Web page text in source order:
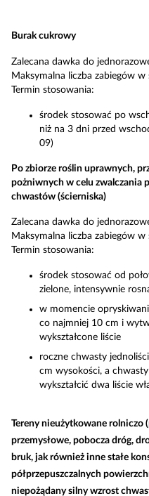
Burak cukrowy
Zalecana dawka do
Maksymalna liczba zabiegów
Termin stosowania:
środek stosować po
niż na 3 dni przed
09)
Po zbiorze roślin uprawnych,
pożniwnych w celu zwalczania
chwastów (ścierniska)
Zalecana dawka do
Maksymalna liczba zabiegów
Termin stosowania:
środek stosować od
zielone, intensywnie
w momencie
co najmniej 10 cm i
wykształcone liście
roczne chwasty
cm wysokości, a
wykształcić dwa liście
Tereny nieużytkowane rolniczo
przemysłowe, pobocza dróg,
bruk, jak również inne stałe
półprzepuszczalnych
niepożądany silny wzrost